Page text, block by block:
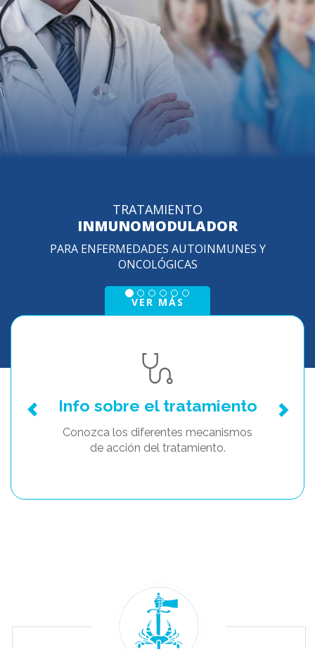
Info sobre el tratamiento
Conozca los diferentes mecanismos
de acción del tratamiento.